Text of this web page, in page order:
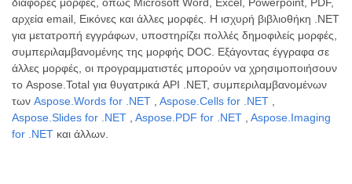
αρχεία email, Εικόνες και άλλες μορφές. Η ισχυρή βιβλιοθήκη .NET
για μετατροπή εγγράφων, υποστηρίζει πολλές δημοφιλείς μορφές,
συμπεριλαμβανομένης της μορφής DOC. Εξάγοντας έγγραφα σε
άλλες μορφές, οι προγραμματιστές μπορούν να χρησιμοποιήσουν
το Aspose.Total για θυγατρικά API .NET, συμπεριλαμβανομένων
των Aspose.Words for .NET Aspose.Cells for .NET
Aspose.Slides for .NET
Aspose.PDF for .NET
Aspose.Imaging
for .NET και άλλων.